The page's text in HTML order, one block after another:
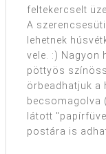
feltekercselt
A
lehetnek
vele. :) Nagyon
pöttyös
örbeadhatjuk a
becsomagolva
látott
postára is